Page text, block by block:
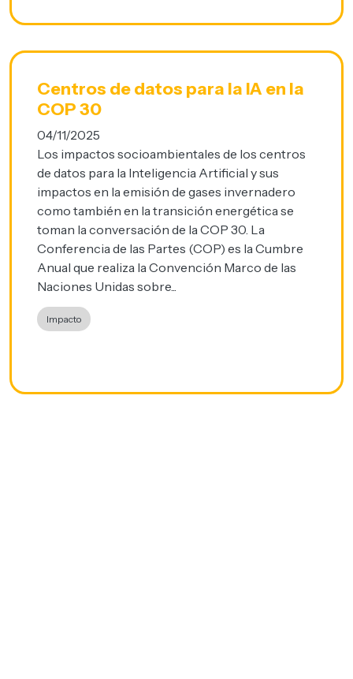
Centros de datos para la IA en la
COP 30
04/11/2025
Los impactos socioambientales de los centros
de datos para la Inteligencia Artificial y sus
impactos en la emisión de gases invernadero
como también en la transición energética se
toman la conversación de la COP 30. La
Conferencia de las Partes (COP) es la Cumbre
Anual que realiza la Convención Marco de las
Naciones Unidas sobre...
Impacto